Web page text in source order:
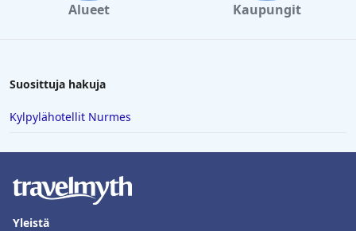
Alueet Kaupungit
Suosittuja hakuja
Kylpylähotellit Nurmes
Yleistä